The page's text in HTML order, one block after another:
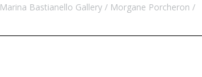
Marina Bastianello Gallery
Morgane Porcheron